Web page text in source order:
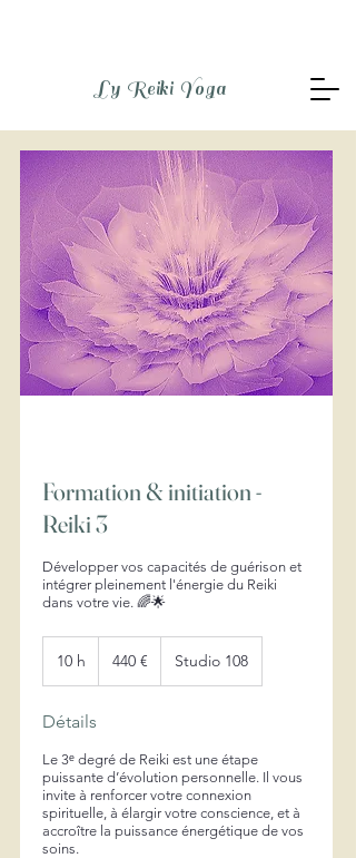
Ly Reiki Yoga
Formation & initiation -
Reiki 3
Développer vos capacités de guérison et
intégrer pleinement l'énergie du Reiki
dans votre vie. 🌈🌟
10 h
0
euros
440 € Studio 108
Détails
Le 3ᵉ degré de Reiki est une étape
puissante d’évolution personnelle. Il vous
invite à renforcer votre connexion
spirituelle, à élargir votre conscience, et à
accroître la puissance énergétique de vos
soins.